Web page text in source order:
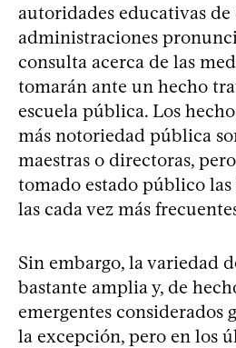
autoridades educativas
administraciones
consulta acerca de las
tomarán ante un hecho
escuela pública. Los
más notoriedad pública
maestras o directoras,
tomado estado público
las cada vez más
Sin embargo, la variedad
bastante amplia y, de
emergentes considerados
la excepción, pero en los